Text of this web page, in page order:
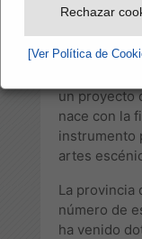
Rechazar
[Ver Política de
La guía de
Provincia
un proyecto
nace con la
instrumento
artes
La provincia
número de
ha venido